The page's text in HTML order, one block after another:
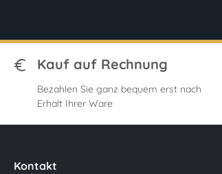
Kauf auf Rechnung
Bezahlen Sie ganz bequem erst nach
Erhalt Ihrer Ware
Kontakt